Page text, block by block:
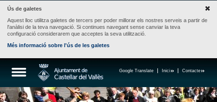
Ús de galetes
Aquest lloc utilitza galetes de tercers per poder millorar els nostres serveis a partir de
l'anàlisi de la teva navegació. Si continues navegant sense canviar la teva
configuració considerarem que acceptes la seva utilització.
Més informació sobre l'ús de les galetes
Contacte
Inici
Google Translate